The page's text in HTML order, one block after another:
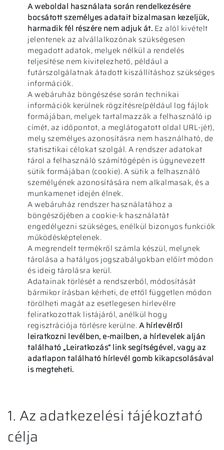
A weboldal használata során rendelkezésére
bocsátott személyes adatait bizalmasan kezeljük,
harmadik fél részére nem adjuk át. Ez alól kivételt
jelentenek az alvállalkozónak szükségesen
megadott adatok, melyek nélkül a rendelés
teljesítése nem kivitelezhető, például a
futárszolgálatnak átadott kiszállításhoz szükséges
információk.
A webáruház böngészése során technikai
információk kerülnek rögzítésre(például log fájlok
formájában, melyek tartalmazzák a felhasználó ip
címét, az időpontot, a meglátogatott oldal URL-jét),
mely személyes azonosításra nem használható, de
statisztikai célokat szolgál. A rendszer adatokat
tárol a felhasználó számítógépén is úgynevezett
sütik formájában (cookie). A sütik a felhasználó
személyének azonosítására nem alkalmasak, és a
munkamenet idején élnek.
A webáruház rendszer használatához a
böngészőjében a cookie-k használatát
engedélyezni szükséges, enélkül bizonyos funkciók
működésképtelenek.
A megrendelt termékről számla készül, melynek
tárolása a hatályos jogszabályokban előírt módon
és ideig tárolásra kerül.
Adatainak törlését a rendszerből, módosítását
bármikor írásban kérheti, de ettől független módon
törölheti magát az esetlegesen hírlevélre
feliratkozottak listájáról, anélkül hogy
regisztrációja törlésre kerülne. A hírlevélről
leiratkozni levélben, e-mailben, a hírlevelek alján
található „Leiratkozás” link segítségével, vagy az
adatlapon található hírlevél gomb kikapcsolásával
is megteheti.
1. Az adatkezelési tájékoztató
célja